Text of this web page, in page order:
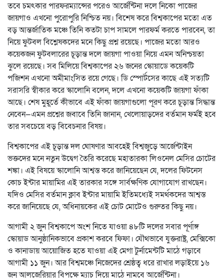
তবে চমৎকার পারফরম্যান্সের পরেও আর্জেন্টিনা দলে নিকো পাজের
জায়গাও এখনো পুরোপুরি নিশ্চিত নয়। বিশেষ করে বিশ্বকাপের মতো এত
বড় আন্তর্জাতিক মঞ্চে তিনি কতটা চাপ সামলে পারফর্ম করতে পারবেন, তা
নিয়ে ফুটবল বিশ্লেষকদের মনে কিছু প্রশ্ন রয়েছে। পাজের মতো আরও
কয়েকজন ফুটবলারের চূড়ান্ত দলে জায়গা পাওয়া নিয়ে এমন অনিশ্চয়তা
ঝুলে রয়েছে। সব মিলিয়ে বিশ্বকাপের ২৬ জনের স্কোয়াডে কয়েকটি
পজিশন এখনো অমীমাংসিত রয়ে গেছে। ডি স্পোর্টসের কাছে এই সত্যটি
সরাসরি স্বীকার করে স্কালোনি বলেন, দলে এখনো কয়েকটি জায়গা ফাঁকা
আছে। শেষ মুহূর্তে কীভাবে এই ফাঁকা জায়গাগুলো পূরণ করে চূড়ান্ত সিদ্ধান্ত
নেবেন—এমন প্রশ্নের জবাবে তিনি জানান, খেলোয়াড়দের বর্তমান ফর্মই হবে
তার সবচেয়ে বড় বিবেচনার বিষয়।
বিশ্বকাপের এই চূড়ান্ত দল ঘোষণার আবহেই বিশ্বজুড়ে আর্জেন্টাইন
ভক্তদের মনে নতুন উদ্বেগ তৈরি করেছে মহাতারকা লিওনেল মেসির চোটের
শঙ্কা। এই বিষয়ে স্কালোনি আশ্বস্ত করে জানিয়েছেন যে, দলের ফিটনেস
কোচ ইন্টার মায়ামির এই তারকার সঙ্গে সার্বক্ষণিক যোগাযোগ রাখছেন।
যদিও মেসির বর্তমান ক্লাব ইন্টার মায়ামি ইতিমধ্যেই সমর্থকদের আশ্বস্ত
করে জানিয়েছে যে, অধিনায়কের এই চোট মোটেও গুরুতর কিছু নয়।
আগামী ২ জুন বিশ্বকাপে অংশ নিতে যাওয়া ৪৮টি দলের সবার পূর্ণাঙ্গ
স্কোয়াড আনুষ্ঠানিকভাবে প্রকাশ করবে ফিফা। যৌথভাবে যুক্তরাষ্ট্র, মেক্সিকো
ও কানাডায় আয়োজিত হতে যাওয়া এই মেগা টুর্নামেন্টটি মাঠে গড়াবে
আগামী ১১ জুন। আর বিশ্বমঞ্চে নিজেদের শ্রেষ্ঠত্ব ধরে রাখার লড়াইয়ে ১৬
জুন আলজেরিয়ার বিপক্ষে ম্যাচ দিয়ে মাঠে নামবে আর্জেন্টিনা।